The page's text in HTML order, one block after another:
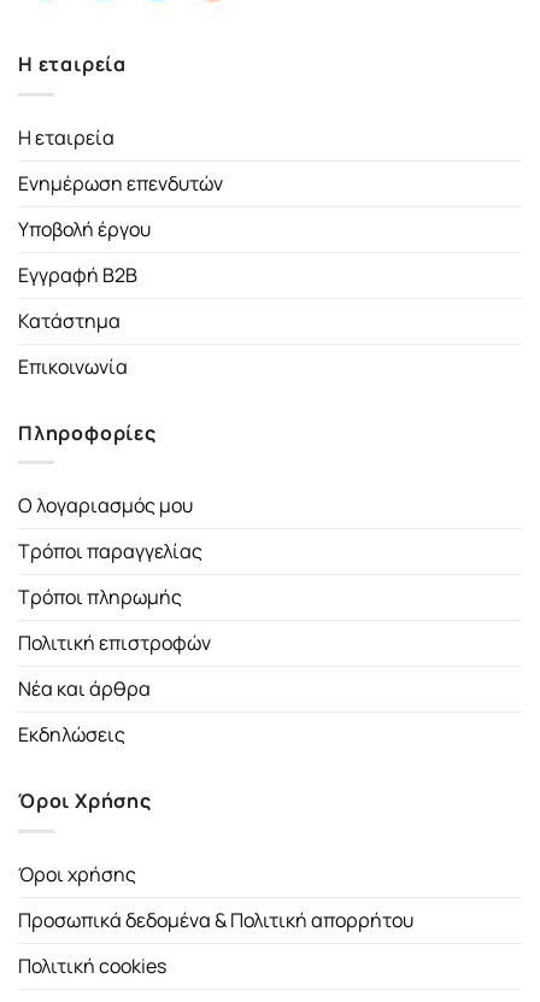
Η εταιρεία
Η εταιρεία
Ενημέρωση επενδυτών
Υποβολή έργου
Εγγραφή B2B
Κατάστημα
Επικοινωνία
Πληροφορίες
Ο λογαριασμός μου
Τρόποι παραγγελίας
Τρόποι πληρωμής
Πολιτική επιστροφών
Νέα και άρθρα
Εκδηλώσεις
Όροι Χρήσης
Όροι χρήσης
Προσωπικά δεδομένα & Πολιτική απορρήτου
Πολιτική cookies